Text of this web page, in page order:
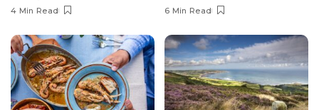
4 Min Read 6 Min Read